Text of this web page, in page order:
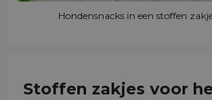
Hondensnacks in een stoffen
Stoffen zakjes voor